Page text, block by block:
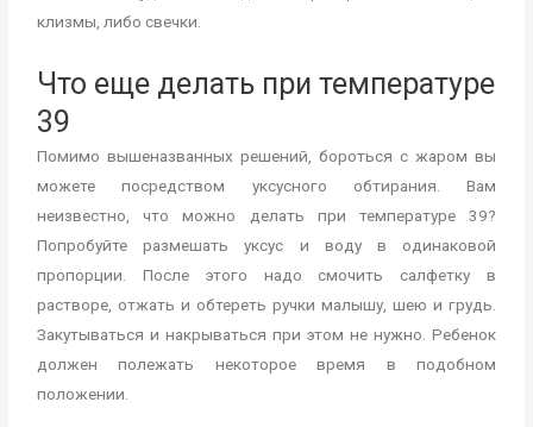
клизмы, либо свечки.
Что еще делать при температуре
39
Помимо вышеназванных решений, бороться с жаром вы
можете посредством уксусного обтирания. Вам
неизвестно, что можно делать при температуре 39?
Попробуйте размешать уксус и воду в одинаковой
пропорции. После этого надо смочить салфетку в
растворе, отжать и обтереть ручки малышу, шею и грудь.
Закутываться и накрываться при этом не нужно. Ребенок
должен полежать некоторое время в подобном
положении.